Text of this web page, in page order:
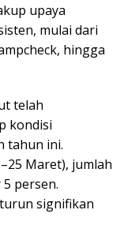
upaya
mulai dari
hingga
telah
kondisi
tahun ini.
Maret), jumlah
persen.
signifikan